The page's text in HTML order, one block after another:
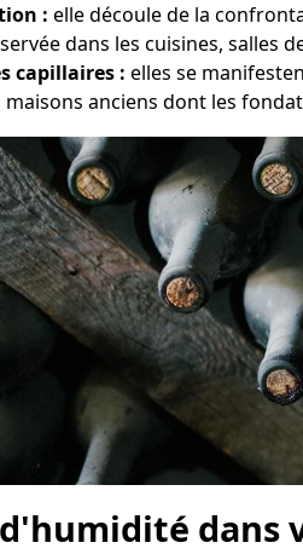
: elle découle de la
dans les cuisines, salles
capillaires : elles se
anciens dont les
dans